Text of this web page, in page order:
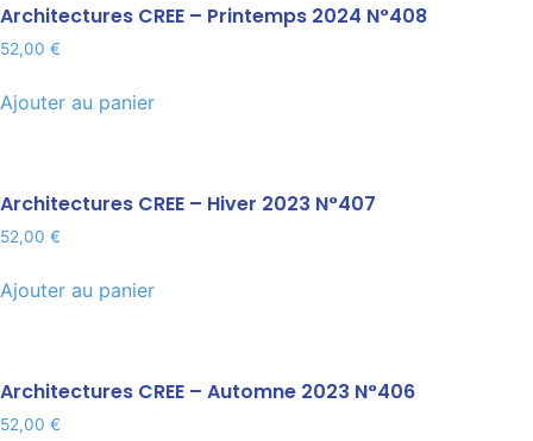
Architectures CREE – Printemps 2024 N°408
52,00 €
Ajouter au panier
Architectures CREE – Hiver 2023 N°407
52,00 €
Ajouter au panier
Architectures CREE – Automne 2023 N°406
52,00 €